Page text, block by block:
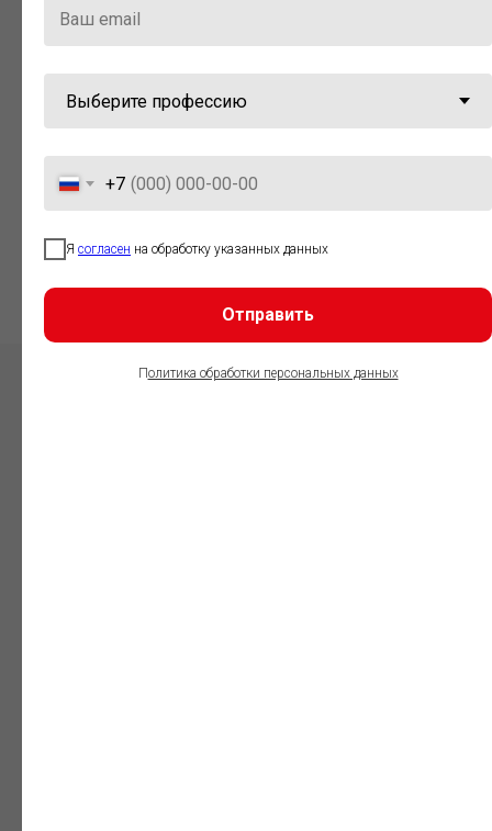
победителем премии «Время
+7
Я согласен на обработку указанных данных
Отправить
Политика обработки персональных данных